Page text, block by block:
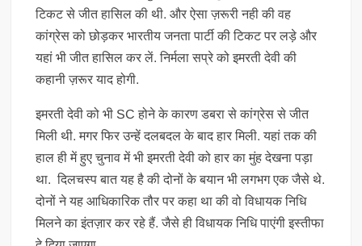
टिकट से जीत हासिल की थी. और ऐसा ज़रूरी नही की वह
कांग्रेस को छोड़कर भारतीय जनता पार्टी की टिकट पर लड़े और
यहां भी जीत हासिल कर लें. निर्मला सप्रे को इमरती देवी की
कहानी ज़रूर याद होगी.
इमरती देवी को भी SC होने के कारण डबरा से कांग्रेस से जीत
मिली थी. मगर फिर उन्हें दलबदल के बाद हार मिली. यहां तक की
हाल ही में हुए चुनाव में भी इमरती देवी को हार का मुंह देखना पड़ा
था. दिलचस्प बात यह है की दोनों के बयान भी लगभग एक जैसे थे.
दोनों ने यह आधिकारिक तौर पर कहा था की वो विधायक निधि
मिलने का इंतज़ार कर रहे हैं. जैसे ही विधायक निधि पाएंगी इस्तीफा